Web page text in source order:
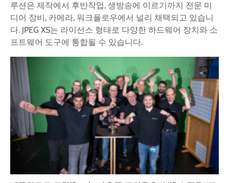
루션은 제작에서 후반작업, 생방송에 이르기까지 전문 미
디어 장비, 카메라, 워크플로우에서 널리 채택되고 있습니
다. JPEG XS는 라이선스 형태로 다양한 하드웨어 장치와 소
프트웨어 도구에 통합될 수 있습니다.